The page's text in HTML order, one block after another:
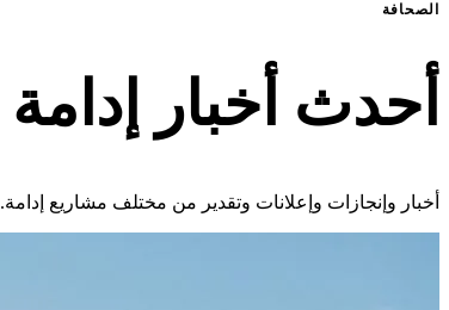
الصحافة
أحدث أخبار إدامة
أخبار وإنجازات وإعلانات وتقدير من مختلف مشاريع إدامة.